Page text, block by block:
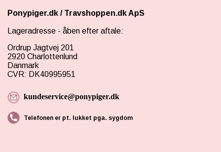
Ponypiger.dk / Travshoppen.dk ApS
Lageradresse - åben efter aftale:
Ordrup Jagtvej 201
2920 Charlottenlund
Danmark
CVR: DK40995951
kundeservice@ponypiger.dk
Telefonen er pt. lukket pga. sygdom